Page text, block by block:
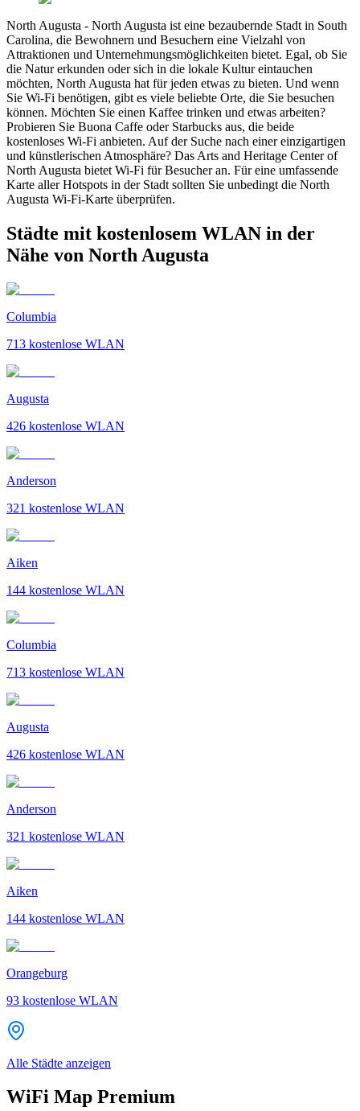
North Augusta - North Augusta ist eine bezaubernde Stadt in South
Carolina, die Bewohnern und Besuchern eine Vielzahl von
Attraktionen und Unternehmungsmöglichkeiten bietet. Egal, ob Sie
die Natur erkunden oder sich in die lokale Kultur eintauchen
möchten, North Augusta hat für jeden etwas zu bieten. Und wenn
Sie Wi-Fi benötigen, gibt es viele beliebte Orte, die Sie besuchen
können. Möchten Sie einen Kaffee trinken und etwas arbeiten?
Probieren Sie Buona Caffe oder Starbucks aus, die beide
kostenloses Wi-Fi anbieten. Auf der Suche nach einer einzigartigen
und künstlerischen Atmosphäre? Das Arts and Heritage Center of
North Augusta bietet Wi-Fi für Besucher an. Für eine umfassende
Karte aller Hotspots in der Stadt sollten Sie unbedingt die North
Augusta Wi-Fi-Karte überprüfen.
Städte mit kostenlosem WLAN in der
Nähe von North Augusta
Columbia
713 kostenlose WLAN
Augusta
426 kostenlose WLAN
Anderson
321 kostenlose WLAN
Aiken
144 kostenlose WLAN
Columbia
713 kostenlose WLAN
Augusta
426 kostenlose WLAN
Anderson
321 kostenlose WLAN
Aiken
144 kostenlose WLAN
Orangeburg
93 kostenlose WLAN
Alle Städte anzeigen
WiFi Map Premium